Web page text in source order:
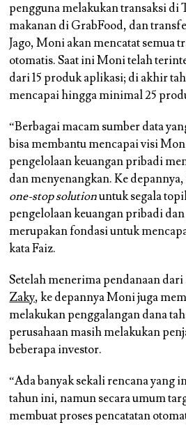
pengguna melakukan transaksi di
makanan di GrabFood, dan
Jago, Moni akan mencatat semua
otomatis. Saat ini Moni telah
dari 15 produk aplikasi; di akhir
mencapai hingga minimal 25
“Berbagai macam sumber data
bisa membantu mencapai visi
pengelolaan keuangan pribadi
dan menyenangkan. Ke
one-stop solutionuntuk segala
pengelolaan keuangan pribadi
merupakan fondasi untuk
kata Faiz.
Setelah menerima pendanaan dari
Zaky, ke depannya Moni juga
melakukan penggalangan dana
perusahaan masih melakukan
beberapa investor.
“Ada banyak sekali rencana yang
tahun ini, namun secara umum
membuat proses pencatatan